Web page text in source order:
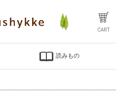
CART
読みもの